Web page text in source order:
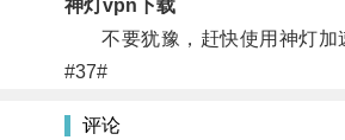
神灯vpn下载
不要犹豫，赶快使用神灯加
#37#
评论